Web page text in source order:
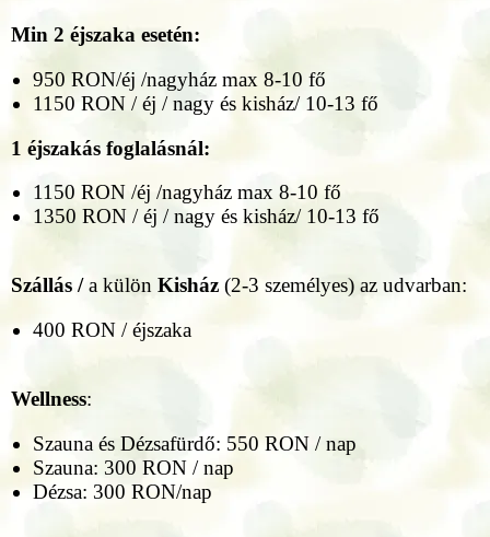
Min 2 éjszaka esetén:
950 RON/éj /nagyház max 8-10 fő
1150 RON / éj / nagy és kisház/ 10-13 fő
1 éjszakás foglalásnál:
1150 RON /éj /nagyház max 8-10 fő
1350 RON / éj / nagy és kisház/ 10-13 fő
Szállás /a külön Kisház (2-3 személyes) az udvarban:
400 RON / éjszaka
Wellness:
Szauna és Dézsafürdő: 550 RON / nap
Szauna: 300 RON / nap
Dézsa: 300 RON/nap